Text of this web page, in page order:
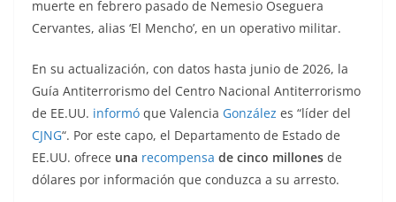
muerte en febrero pasado de Nemesio Oseguera
Cervantes, alias ‘El Mencho’, en un operativo militar.
En su actualización, con datos hasta junio de 2026, la
Guía Antiterrorismo del Centro Nacional Antiterrorismo
de EE.UU. informó que Valencia González es “líder del
CJNG“. Por este capo, el Departamento de Estado de
EE.UU. ofrece una recompensa de cinco millones de
dólares por información que conduzca a su arresto.